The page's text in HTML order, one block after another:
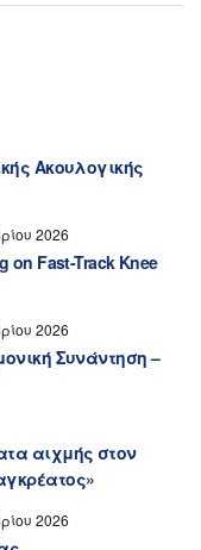
Ακουλογικής
2026
on Fast-Track Knee
2026
Συνάντηση –
αιχμής στον
2026